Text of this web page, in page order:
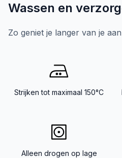
Wassen en
Zo geniet je langer van je
Strijken tot maximaal 150°C
Alleen drogen op lage